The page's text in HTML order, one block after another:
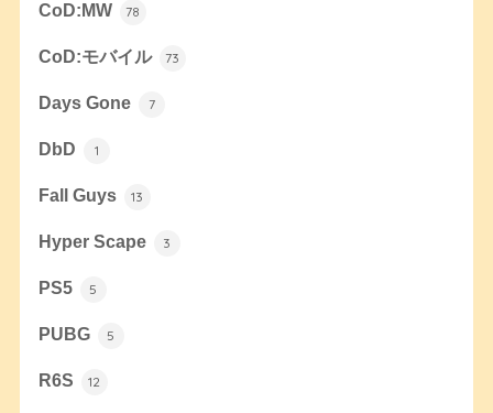
CoD:MW 78
CoD:モバイル 73
Days Gone 7
DbD 1
Fall Guys 13
Hyper Scape 3
PS5 5
PUBG 5
R6S 12